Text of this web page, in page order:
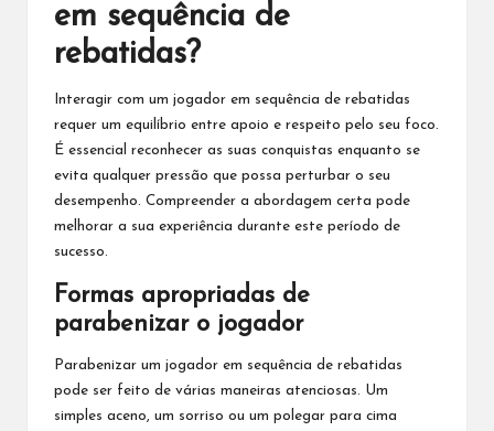
em sequência de
rebatidas?
Interagir com um jogador em sequência de rebatidas
requer um equilíbrio entre apoio e respeito pelo seu foco.
É essencial reconhecer as suas conquistas enquanto se
evita qualquer pressão que possa perturbar o seu
desempenho. Compreender a abordagem certa pode
melhorar a sua experiência durante este período de
sucesso.
Formas apropriadas de
parabenizar o jogador
Parabenizar um jogador em sequência de rebatidas
pode ser feito de várias maneiras atenciosas. Um
simples aceno, um sorriso ou um polegar para cima